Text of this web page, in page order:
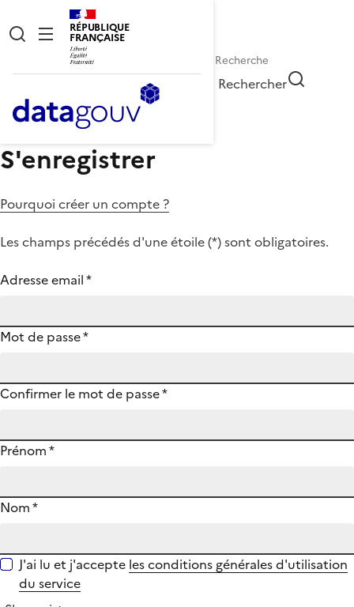
RÉPUBLIQUE
FRANÇAISE
Rechercher
S'enregistrer
Pourquoi créer un compte ?
Les champs précédés d'une étoile (*) sont obligatoires.
Adresse email*
Mot de passe*
Confirmer le mot de passe*
Prénom*
Nom*
J'ai lu et j'accepte les conditions générales d'utilisation
du service